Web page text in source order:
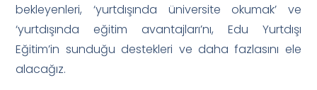
bekleyenleri, ‘yurtdışında üniversite okumak’ ve
‘yurtdışında eğitim avantajları’nı, Edu Yurtdışı
Eğitim’in sunduğu destekleri ve daha fazlasını ele
alacağız.